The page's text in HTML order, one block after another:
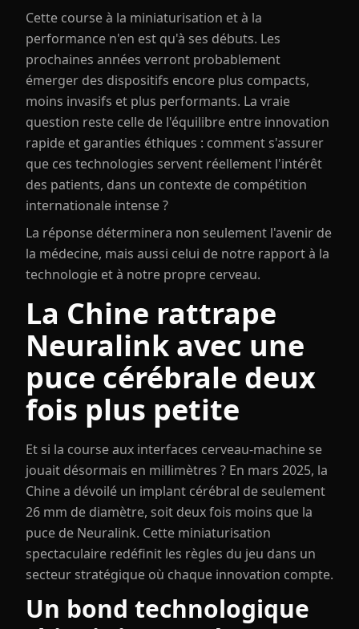
Cette course à la miniaturisation et à la
performance n'en est qu'à ses débuts. Les
prochaines années verront probablement
émerger des dispositifs encore plus compacts,
moins invasifs et plus performants. La vraie
question reste celle de l'équilibre entre innovation
rapide et garanties éthiques : comment s'assurer
que ces technologies servent réellement l'intérêt
des patients, dans un contexte de compétition
internationale intense ?
La réponse déterminera non seulement l'avenir de
la médecine, mais aussi celui de notre rapport à la
technologie et à notre propre cerveau.
La Chine rattrape
Neuralink avec une
puce cérébrale deux
fois plus petite
Et si la course aux interfaces cerveau-machine se
jouait désormais en millimètres ? En mars 2025, la
Chine a dévoilé un implant cérébral de seulement
26 mm de diamètre, soit deux fois moins que la
puce de Neuralink. Cette miniaturisation
spectaculaire redéfinit les règles du jeu dans un
secteur stratégique où chaque innovation compte.
Un bond technologique